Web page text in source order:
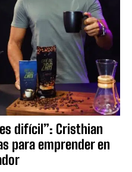
difícil”: Cristhian
para emprender en